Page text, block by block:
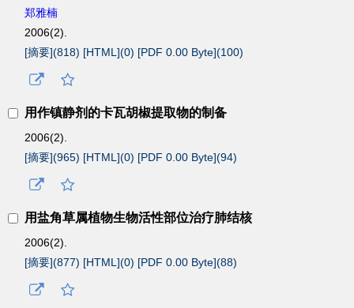
郑雅楠
2006(2).
[摘要](818) [HTML](0) [PDF 0.00 Byte](100)
用作镇静剂的卡瓦胡椒提取物的制备
2006(2).
[摘要](965) [HTML](0) [PDF 0.00 Byte](94)
用盐角草属植物生物活性部位治疗肺结核
2006(2).
[摘要](877) [HTML](0) [PDF 0.00 Byte](88)